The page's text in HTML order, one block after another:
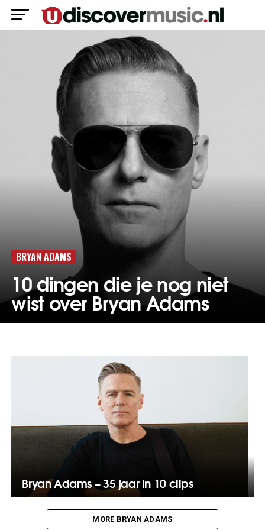
BRYAN ADAMS
10 dingen die je nog niet
wist over Bryan Adams
Bryan Adams – 35 jaar in 10 clips
MORE BRYAN ADAMS